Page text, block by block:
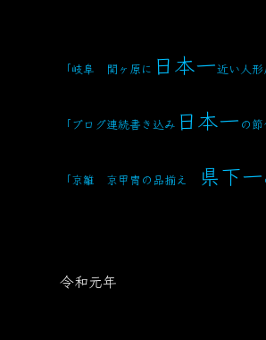
「岐阜 関ヶ原に 日本一近い人形
「ブログ連続書き込み 日本一 の節
「京雛 京甲冑の品揃え 県下一
令和元年